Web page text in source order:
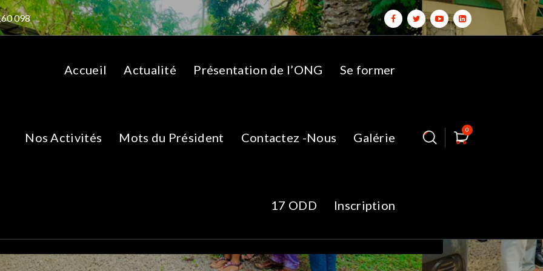
098
Accueil Actualité Présentation de l’ONG Se former
Nos Activités Mots du Président Contactez -Nous Galérie
17 ODD Inscription
0
IMG_20230918_081622